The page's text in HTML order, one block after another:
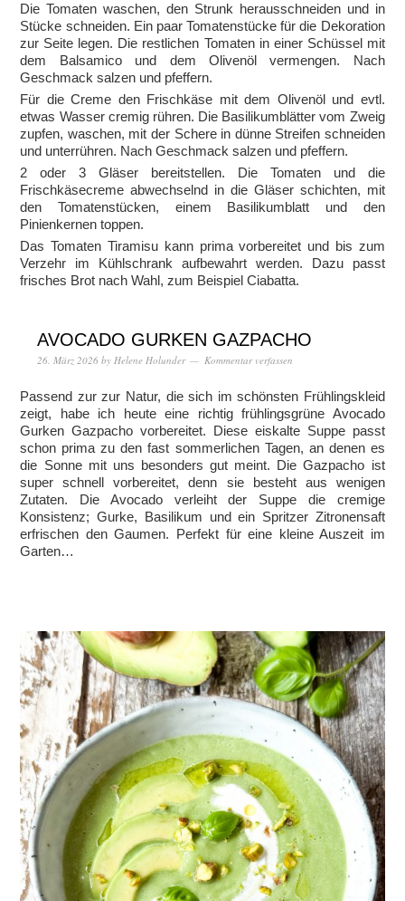
Die Tomaten waschen, den Strunk herausschneiden und in
Stücke schneiden. Ein paar Tomatenstücke für die Dekoration
zur Seite legen. Die restlichen Tomaten in einer Schüssel mit
dem Balsamico und dem Olivenöl vermengen. Nach
Geschmack salzen und pfeffern.
Für die Creme den Frischkäse mit dem Olivenöl und evtl.
etwas Wasser cremig rühren. Die Basilikumblätter vom Zweig
zupfen, waschen, mit der Schere in dünne Streifen schneiden
und unterrühren. Nach Geschmack salzen und pfeffern.
2 oder 3 Gläser bereitstellen. Die Tomaten und die
Frischkäsecreme abwechselnd in die Gläser schichten, mit
den Tomatenstücken, einem Basilikumblatt und den
Pinienkernen toppen.
Das Tomaten Tiramisu kann prima vorbereitet und bis zum
Verzehr im Kühlschrank aufbewahrt werden. Dazu passt
frisches Brot nach Wahl, zum Beispiel Ciabatta.
AVOCADO GURKEN GAZPACHO
26. März 2026 by Helene Holunder Kommentar verfassen
Passend zur zur Natur, die sich im schönsten Frühlingskleid
zeigt, habe ich heute eine richtig frühlingsgrüne Avocado
Gurken Gazpacho vorbereitet. Diese eiskalte Suppe passt
schon prima zu den fast sommerlichen Tagen, an denen es
die Sonne mit uns besonders gut meint. Die Gazpacho ist
super schnell vorbereitet, denn sie besteht aus wenigen
Zutaten. Die Avocado verleiht der Suppe die cremige
Konsistenz; Gurke, Basilikum und ein Spritzer Zitronensaft
erfrischen den Gaumen. Perfekt für eine kleine Auszeit im
Garten…